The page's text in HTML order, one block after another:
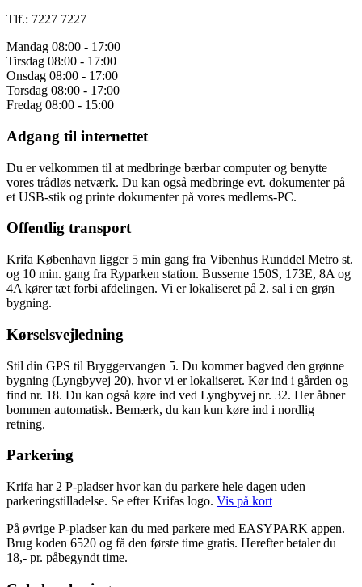
Tlf.: 7227 7227
Mandag 08:00 - 17:00
Tirsdag 08:00 - 17:00
Onsdag 08:00 - 17:00
Torsdag 08:00 - 17:00
Fredag 08:00 - 15:00
Adgang til internettet
Du er velkommen til at medbringe bærbar computer og benytte
vores trådløs netværk. Du kan også medbringe evt. dokumenter på
et USB-stik og printe dokumenter på vores medlems-PC.
Offentlig transport
Krifa København ligger 5 min gang fra Vibenhus Runddel Metro st.
og 10 min. gang fra Ryparken station. Busserne 150S, 173E, 8A og
4A kører tæt forbi afdelingen. Vi er lokaliseret på 2. sal i en grøn
bygning.
Kørselsvejledning
Stil din GPS til Bryggervangen 5. Du kommer bagved den grønne
bygning (Lyngbyvej 20), hvor vi er lokaliseret. Kør ind i gården og
find nr. 18. Du kan også køre ind ved Lyngbyvej nr. 32. Her åbner
bommen automatisk. Bemærk, du kan kun køre ind i nordlig
retning.
Parkering
Krifa har 2 P-pladser hvor kan du parkere hele dagen uden
parkeringstilladelse. Se efter Krifas logo. Vis på kort
På øvrige P-pladser kan du med parkere med EASYPARK appen.
Brug koden 6520 og få den første time gratis. Herefter betaler du
18,- pr. påbegyndt time.